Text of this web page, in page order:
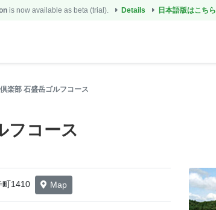
is now available as beta (trial). Details 日本語版はこちら
楽部 石盛岳ゴルフコース
フコース
町1410 Map